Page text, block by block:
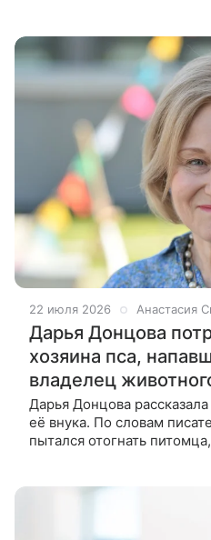
22 июля 2026 Анастасия
Дарья Донцова
хозяина пса,
владелец
версию.
Дарья Донцова
её внука. По словам
пытался отогнать